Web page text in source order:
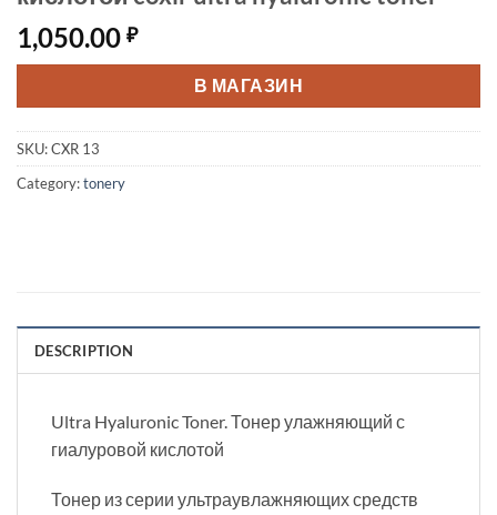
1,050.00 ₽
В МАГАЗИН
SKU:CXR 13
Category:tonery
DESCRIPTION
Ultra Hyaluronic Toner. Тонер улажняющий с
гиалуровой кислотой
Тонер из серии ультраувлажняющих средств